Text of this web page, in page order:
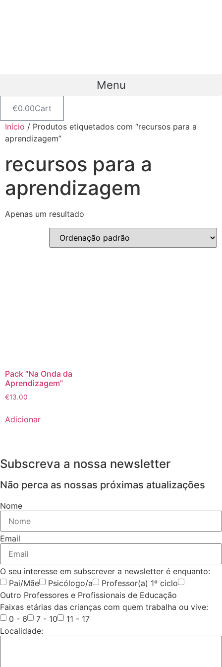
Menu
€0.00Cart
Início / Produtos etiquetados com “recursos para a
aprendizagem”
recursos para a
aprendizagem
Apenas um resultado
Pack “Na Onda da
Aprendizagem”
€13.00
Adicionar
Subscreva a nossa newsletter
Não perca as nossas próximas atualizações
Nome
Email
O seu interesse em subscrever a newsletter é enquanto:
Pai/Mãe
Psicólogo/a
Professor(a) 1º ciclo
Outro Professores e Profissionais de Educação
Faixas etárias das crianças com quem trabalha ou vive:
0 - 6
7 - 10
11 - 17
Localidade: